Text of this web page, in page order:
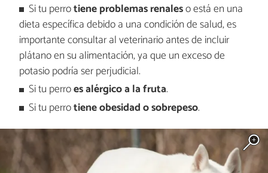
Si tu perrotiene problemas renaleso está en una
dieta específica debido a una condición de salud, es
importante consultar al veterinario antes de incluir
plátano en su alimentación, ya que un exceso de
potasio podría ser perjudicial.
Si tu perroes alérgico a la fruta.
Si tu perrotiene obesidad o sobrepeso.